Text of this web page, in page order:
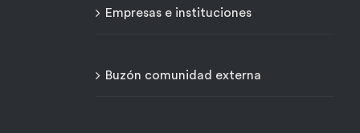
Empresas e instituciones
Buzón comunidad externa